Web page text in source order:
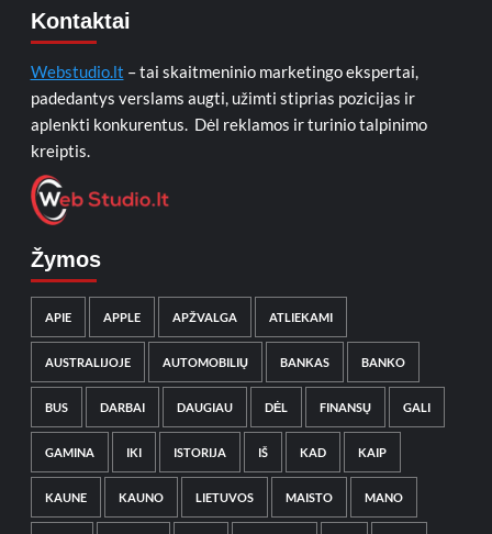
Kontaktai
Webstudio.lt – tai skaitmeninio marketingo ekspertai,
padedantys verslams augti, užimti stiprias pozicijas ir
aplenkti konkurentus. Dėl reklamos ir turinio talpinimo
kreiptis.
Žymos
APIE APPLE APŽVALGA ATLIEKAMI
AUSTRALIJOJE AUTOMOBILIŲ BANKAS BANKO
BUS DARBAI DAUGIAU DĖL FINANSŲ GALI
GAMINA IKI ISTORIJA IŠ KAD KAIP
KAUNE KAUNO LIETUVOS MAISTO MANO